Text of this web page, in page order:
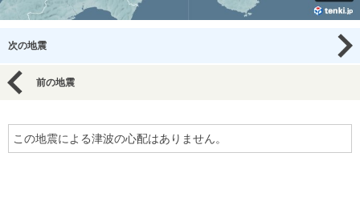
次の地震
前の地震
この地震による津波の心配はありません。